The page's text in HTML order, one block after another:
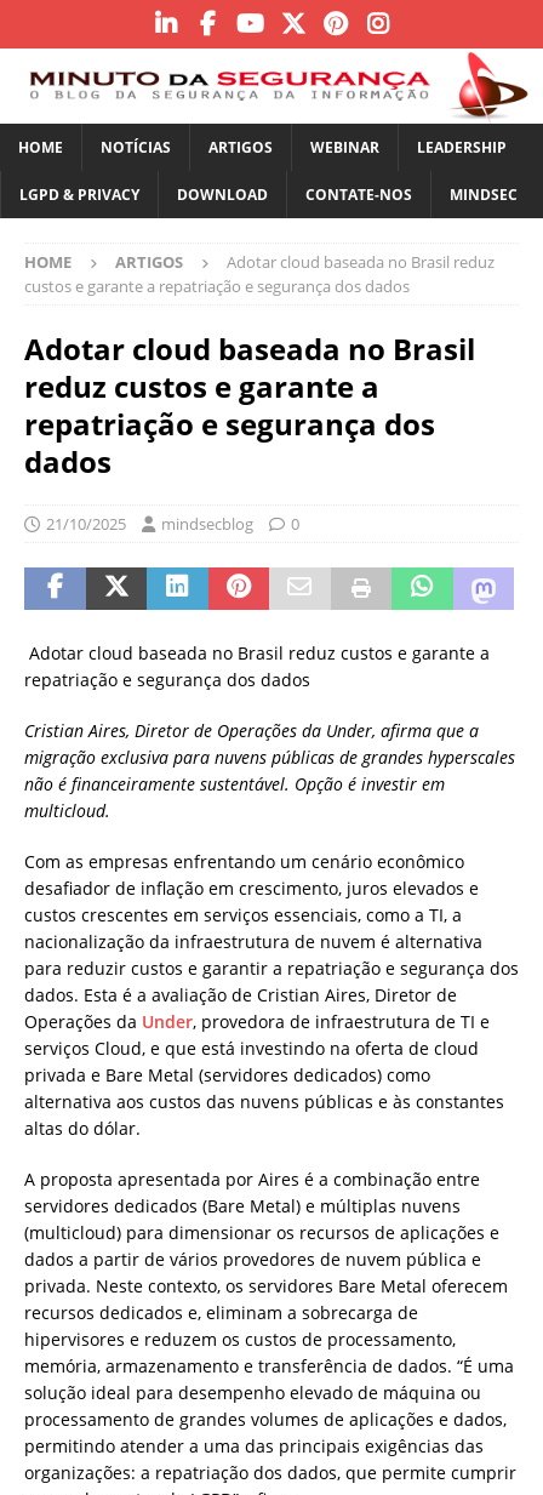
HOME NOTÍCIAS ARTIGOS WEBINAR LEADERSHIP
LGPD & PRIVACY DOWNLOAD CONTATE-NOS MINDSEC
HOME ARTIGOS
Adotar cloud baseada no Brasil reduz
custos e garante a repatriação e segurança dos dados
Adotar cloud baseada no Brasil
reduz custos e garante a
repatriação e segurança dos
dados
21/10/2025 mindsecblog 0
Adotar cloud baseada no Brasil reduz custos e garante a
repatriação e segurança dos dados
Cristian Aires, Diretor de Operações da Under, afirma que a
migração exclusiva para nuvens públicas de grandes hyperscales
não é financeiramente sustentável. Opção é investir em
multicloud.
Com as empresas enfrentando um cenário econômico
desafiador de inflação em crescimento, juros elevados e
custos crescentes em serviços essenciais, como a TI, a
nacionalização da infraestrutura de nuvem é alternativa
para reduzir custos e garantir a repatriação e segurança dos
dados. Esta é a avaliação de Cristian Aires, Diretor de
Operações da Under, provedora de infraestrutura de TI e
serviços Cloud, e que está investindo na oferta de cloud
privada e Bare Metal (servidores dedicados) como
alternativa aos custos das nuvens públicas e às constantes
altas do dólar.
A proposta apresentada por Aires é a combinação entre
servidores dedicados (Bare Metal) e múltiplas nuvens
(multicloud) para dimensionar os recursos de aplicações e
dados a partir de vários provedores de nuvem pública e
privada. Neste contexto, os servidores Bare Metal oferecem
recursos dedicados e, eliminam a sobrecarga de
hipervisores e reduzem os custos de processamento,
memória, armazenamento e transferência de dados. “É uma
solução ideal para desempenho elevado de máquina ou
processamento de grandes volumes de aplicações e dados,
permitindo atender a uma das principais exigências das
organizações: a repatriação dos dados, que permite cumprir